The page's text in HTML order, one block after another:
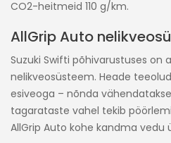
CO2-heitmeid 110 g/km.
AllGrip Auto
Suzuki Swifti põhivarustuses on
nelikveosüsteem. Heade
esiveoga – nõnda
tagarataste vahel tekib
AllGrip Auto kohe kandma vedu